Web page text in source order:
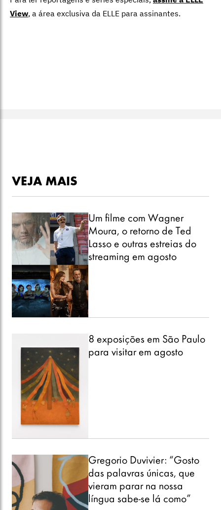
View, a área exclusiva da ELLE para assinantes.
VEJA MAIS
Um filme com Wagner
Moura, o retorno de Ted
Lasso e outras estreias do
streaming em agosto
8 exposições em São Paulo
para visitar em agosto
Gregorio Duvivier: “Gosto
das palavras únicas, que
vieram parar na nossa
língua sabe-se lá como”